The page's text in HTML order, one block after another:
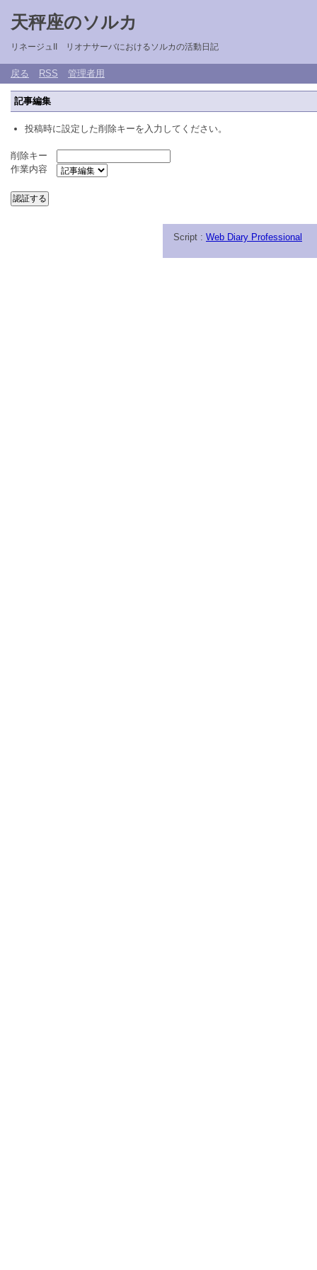
天秤座のソルカ
リネージュII リオナサーバにおけるソルカの活動日記
戻る RSS 管理者用
記事編集
投稿時に設定した削除キーを入力してください。
削除キー
作業内容
Script : Web Diary Professional